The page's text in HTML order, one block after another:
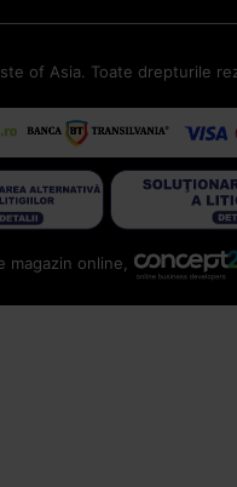
of Asia. Toate drepturile
magazin online,